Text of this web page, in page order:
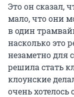
Это он сказал,
мало, что они
в один
насколько это
незаметно для
решила стать
клоунские
очень